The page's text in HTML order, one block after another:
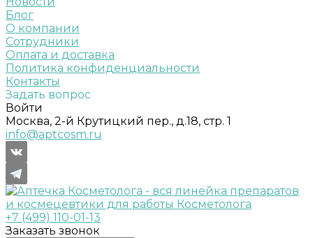
Блог
О компании
Сотрудники
Оплата и доставка
Политика конфиденциальности
Контакты
Задать вопрос
Войти
Москва, 2-й Крутицкий пер., д.18, стр. 1
info@aptcosm.ru
+7 (499) 110-01-13
Заказать звонок